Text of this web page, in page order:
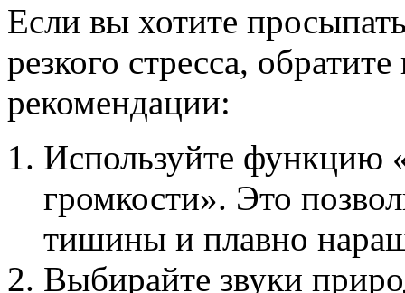
Если вы хотите
резкого стресса,
рекомендации:
Используйте функцию
громкости». Это
тишины и плавно
Выбирайте звуки